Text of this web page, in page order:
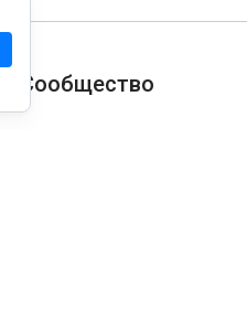
Сообщество